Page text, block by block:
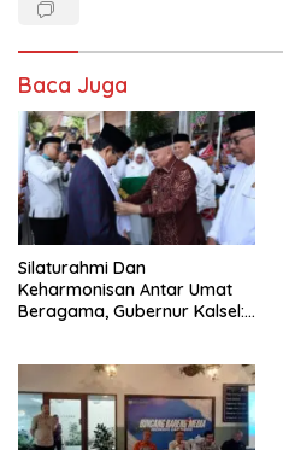
Baca Juga
Silaturahmi Dan
Keharmonisan Antar Umat
Beragama, Gubernur Kalsel: